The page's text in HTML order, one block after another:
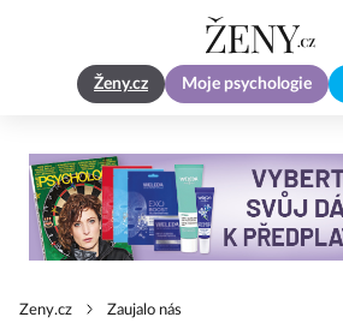
Ženy.cz Moje psychologie
Zeny.cz Zaujalo nás